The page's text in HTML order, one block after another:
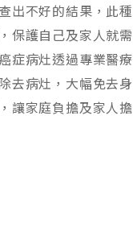
出不好的結果，此種
保護自己及家人就需
症病灶透過專業醫療
去病灶，大幅免去身
讓家庭負擔及家人擔